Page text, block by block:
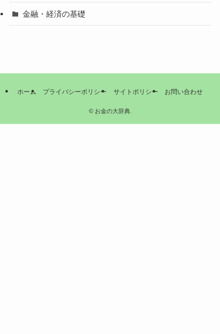
金融・経済の基礎
ホーム プライバシーポリシー サイトポリシー お問い合わせ
©お金の大辞典.